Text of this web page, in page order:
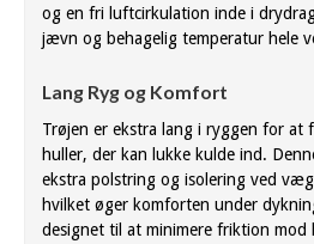
og en fri luftcirkulation inde i
jævn og behagelig temperatur hele
Lang Ryg og Komfort
Trøjen er ekstra lang i ryggen for at
huller, der kan lukke kulde ind.
ekstra polstring og isolering ved
hvilket øger komforten under
designet til at minimere friktion